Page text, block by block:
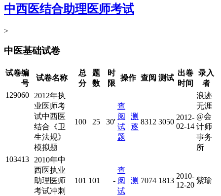
中西医结合助理医师考试
>
中医基础试卷
试卷编
号
试卷名称
总
分
题
数
时
限
操作 查阅 测试
出卷
时间
录入
者
129060
2012年执
业医师考
试中西医
结合《卫
生法规》
模拟题
100 25 30'
查
阅 | 测
试 | 逐
题
8312 3050
2012-
02-14
浪迹
无涯
@会
计师
事务
所
103413
2010年中
西医执业
助理医师
考试冲刺
101 101 -
查
阅 | 测
试
7074 1813
2010-
12-20
紫瑜